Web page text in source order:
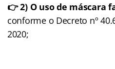
👉 2) O uso de máscara
conforme o Decreto nº
2020;